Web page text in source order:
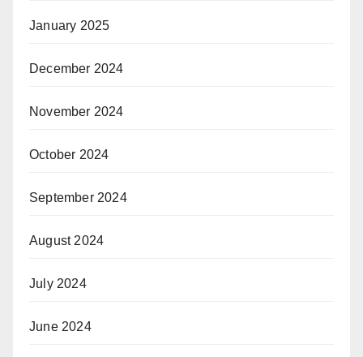
January 2025
December 2024
November 2024
October 2024
September 2024
August 2024
July 2024
June 2024